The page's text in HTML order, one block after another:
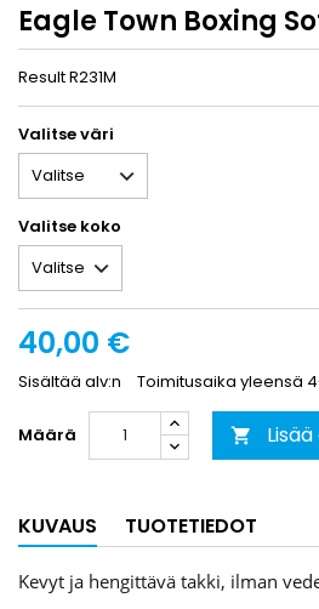
Eagle Town Boxing
Result R231M
Valitse väri
Valitse koko
40,00 €
Sisältää alv:n Toimitusaika yleensä
Määrä 
KUVAUS TUOTETIEDOT
Kevyt ja hengittävä takki, ilman